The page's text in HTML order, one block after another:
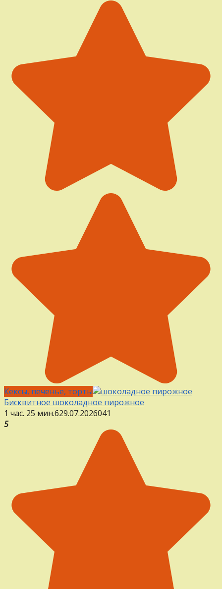
Кексы, печенье, торты
Бисквитное шоколадное пирожное
1 час. 25 мин.629.07.2026041
5